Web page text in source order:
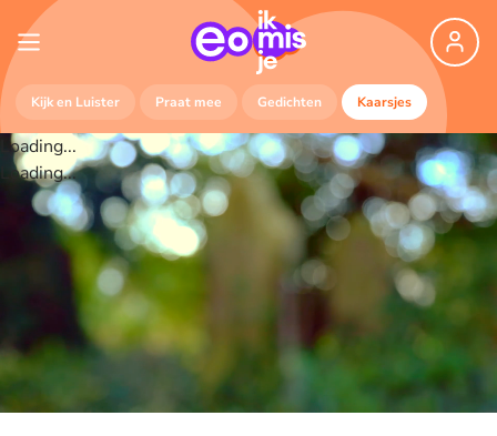
Kijk en Luister Praat mee Gedichten Kaarsjes
Loading...
Loading...